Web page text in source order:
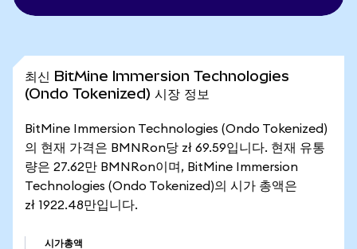
최신 BitMine Immersion Technologies
(Ondo Tokenized) 시장 정보
BitMine Immersion Technologies (Ondo Tokenized)
의 현재 가격은 BMNRon당 zł 69.59입니다. 현재 유통
량은 27.62만 BMNRon이며, BitMine Immersion
Technologies (Ondo Tokenized)의 시가 총액은
zł 1922.48만입니다.
시가총액